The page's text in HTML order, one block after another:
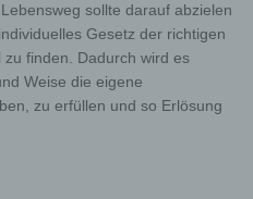
sollte darauf abzielen
Gesetz der richtigen
finden. Dadurch wird es
Weise die eigene
zu erfüllen und so Erlösung